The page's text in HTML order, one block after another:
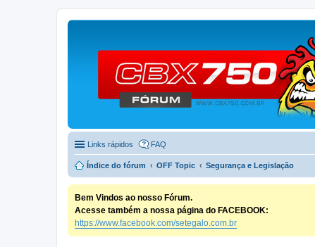
Links rápidos FAQ
Índice do fórum OFF Topic Segurança e Legislação
Bem Vindos ao nosso Fórum.
Acesse também a nossa página do FACEBOOK:
https://www.facebook.com/setegalo.com.br